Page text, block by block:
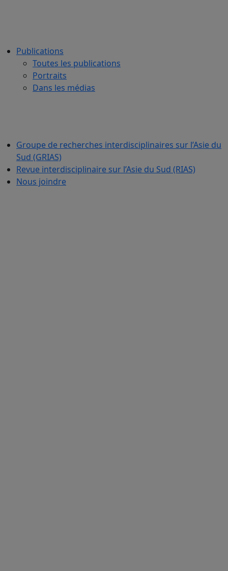
Publications
Toutes les publications
Portraits
Dans les médias
Groupe de recherches interdisciplinaires sur l’Asie du
Sud (GRIAS)
Revue interdisciplinaire sur l’Asie du Sud (RIAS)
Nous joindre